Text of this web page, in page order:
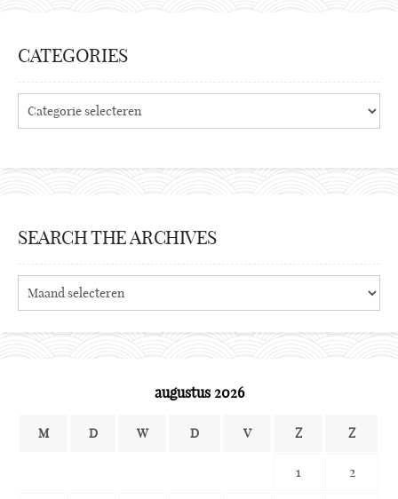
CATEGORIES
SEARCH THE ARCHIVES
the
augustus 2026
M D W D V Z Z
1 2